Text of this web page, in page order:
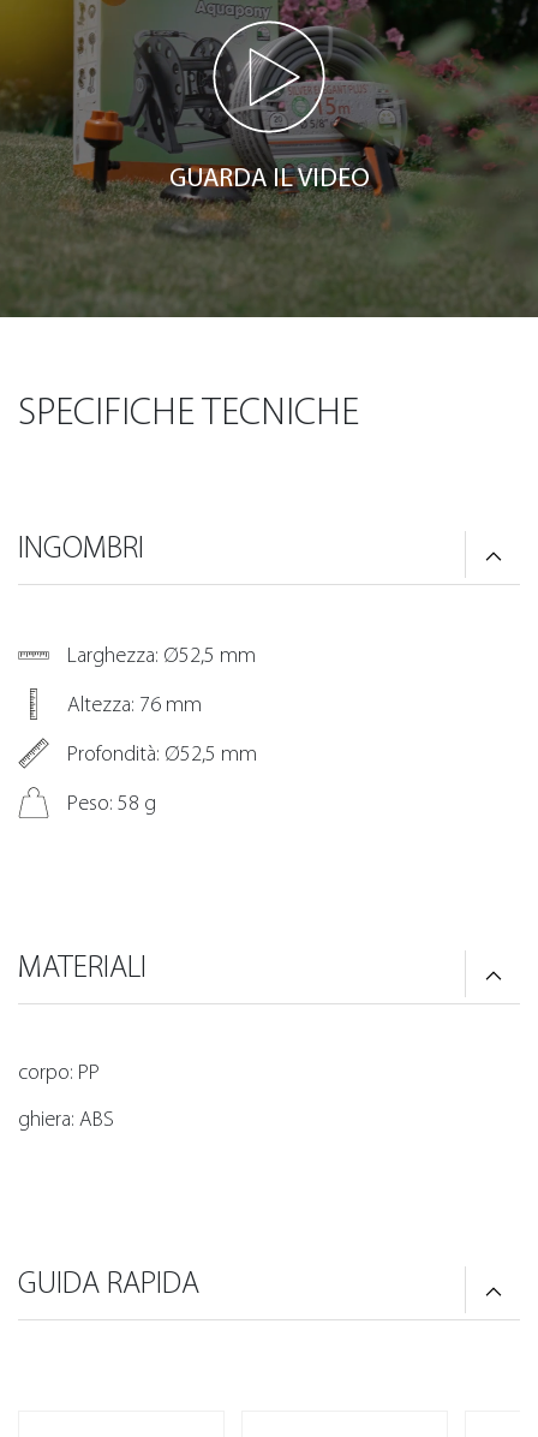
GUARDA IL VIDEO
SPECIFICHE TECNICHE
INGOMBRI
Larghezza: Ø52,5 mm
Altezza: 76 mm
Profondità: Ø52,5 mm
Peso: 58 g
MATERIALI
corpo: PP
ghiera: ABS
GUIDA RAPIDA